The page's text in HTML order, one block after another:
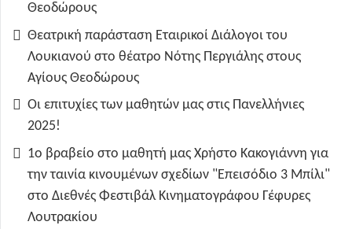
Θεοδώρους
Θεατρική παράσταση Εταιρικοί Διάλογοι του
Λουκιανού στο θέατρο Νότης Περγιάλης στους
Αγίους Θεοδώρους
Οι επιτυχίες των μαθητών μας στις Πανελλήνιες
2025!
1ο βραβείο στο μαθητή μας Χρήστο Κακογιάννη για
την ταινία κινουμένων σχεδίων "Επεισόδιο 3 Μπίλι"
στο Διεθνές Φεστιβάλ Κινηματογράφου Γέφυρες
Λουτρακίου